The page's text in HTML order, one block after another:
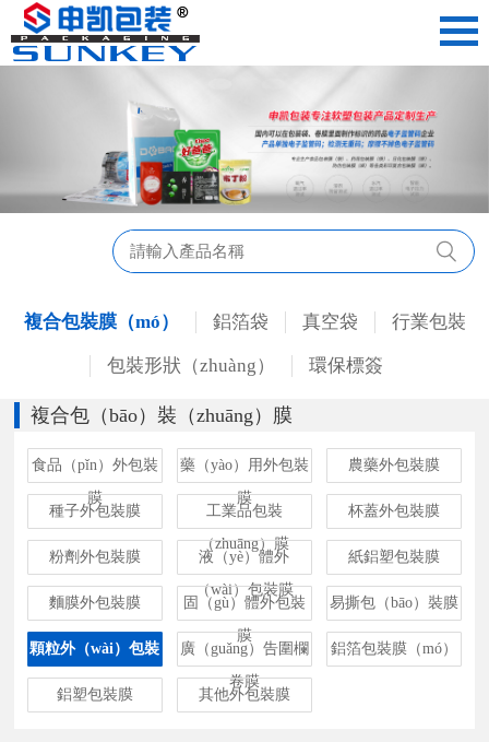
複合包裝膜（mó） 鋁箔袋 真空袋 行業包裝
包裝形狀（zhuàng） 環保標簽
複合包（bāo）裝（zhuāng）膜
食品（pǐn）外包裝
膜
藥（yào）用外包裝
膜
農藥外包裝膜
種子外包裝膜
工業品包裝
（zhuāng）膜
杯蓋外包裝膜
粉劑外包裝膜
液（yè）體外
（wài）包裝膜
紙鋁塑包裝膜
麵膜外包裝膜
固（gù）體外包裝
膜
易撕包（bāo）裝膜
顆粒外（wài）包裝
膜
廣（guǎng）告圍欄
卷膜
鋁箔包裝膜（mó）
鋁塑包裝膜 其他外包裝膜